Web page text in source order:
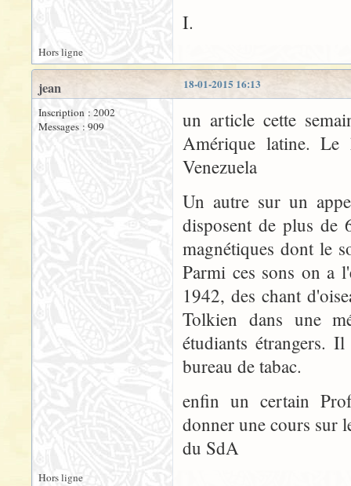
I.
Hors ligne
18-01-2015 16:13
jean
Inscription : 2002
Messages : 909
un article cette
Amérique latine. Le
Venezuela
Un autre sur un
disposent de plus de
magnétiques dont le
Parmi ces sons on a
1942, des chant
Tolkien dans une
étudiants étrangers.
bureau de tabac.
enfin un certain
donner une cours sur
du SdA
Hors ligne